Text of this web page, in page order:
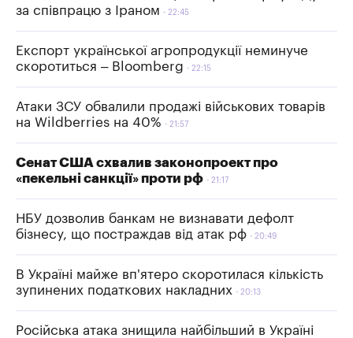
за співпрацю з Іраном
22:45
Експорт української агропродукції неминуче
скоротиться – Bloomberg
22:15
Атаки ЗСУ обвалили продажі військових товарів
на Wildberries на 40%
21:57
Сенат США схвалив законопроект про
«пекельні санкції» проти рф
21:17
НБУ дозволив банкам не визнавати дефолт
бізнесу, що постраждав від атак рф
20:49
В Україні майже вп'ятеро скоротилася кількість
зупинених податкових накладних
20:13
Російська атака знищила найбільший в Україні